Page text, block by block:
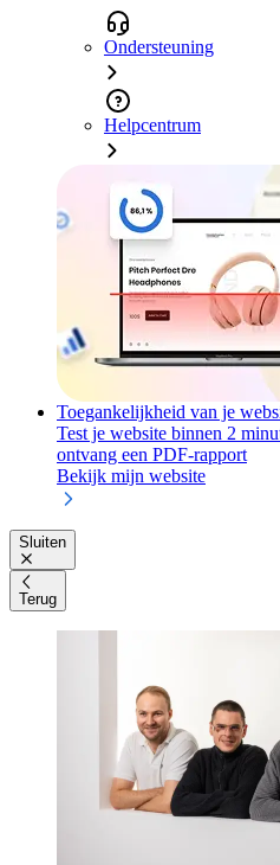
Ondersteuning
Helpcentrum
Toegankelijkheid van je
Test je website binnen 2
ontvang een PDF-rapport
Bekijk mijn website
Sluiten
Terug